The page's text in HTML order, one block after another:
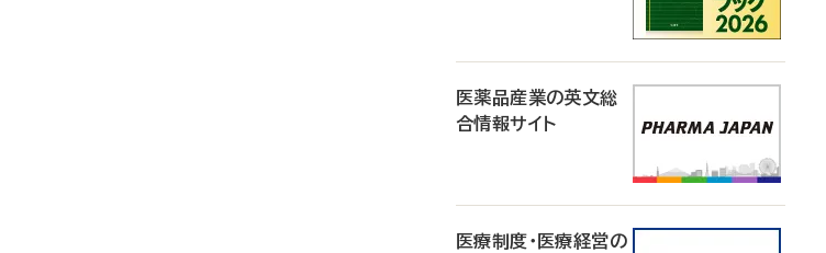
医薬品産業の英文総
合情報サイト
医療制度・医療経営の